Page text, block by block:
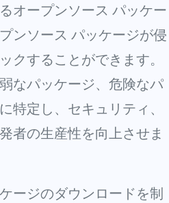
オープンソース パッケー
ンソース パッケージが侵
クすることができます。
なパッケージ、危険なパ
特定し、セキュリティ、
者の生産性を向上させま
ージのダウンロードを制